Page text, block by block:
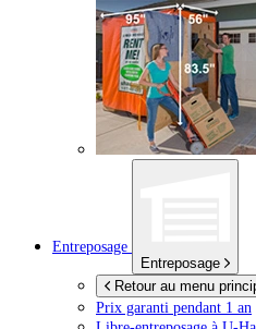
Entreposage
Entreposage
Retour au menu
Prix garanti pendant 1 an